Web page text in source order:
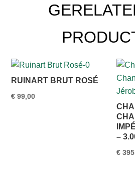
RUINART BRUT ROSÉ
€ 99,00
–
€